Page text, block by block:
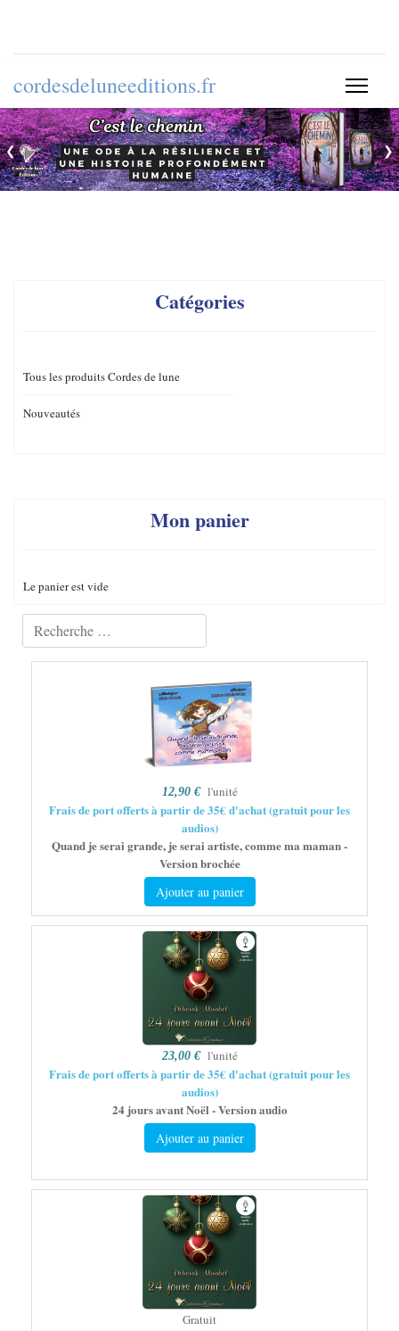
cordesdeluneeditions.fr
❮ ❯
Catégories
Tous les produits Cordes de lune
Nouveautés
Mon panier
Le panier est vide
Valider
12,90 € l'unité
Frais de port offerts à partir de 35€ d'achat (gratuit pour les
audios)
Quand je serai grande, je serai artiste, comme ma maman -
Version brochée
Ajouter au panier
23,00 € l'unité
Frais de port offerts à partir de 35€ d'achat (gratuit pour les
audios)
24 jours avant Noël - Version audio
Ajouter au panier
Gratuit